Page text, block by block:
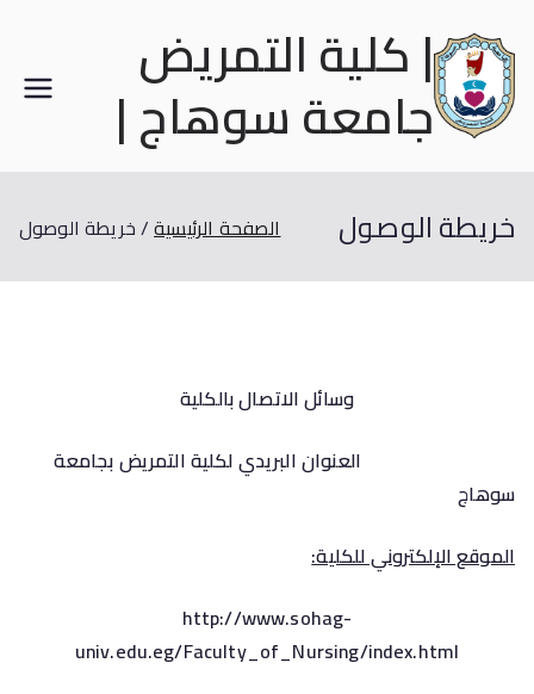
| كلية التمريض
جامعة سوهاج |
خريطة الوصول الصفحة الرئيسية خريطة الوصول
وسائل الاتصال بالكلية
العنوان البريديلكلية التمريض بجامعة
سوهاج
الموقع الإلكتروني للكلية:
http://www.sohag-
univ.edu.eg/Faculty_of_Nursing/index.html